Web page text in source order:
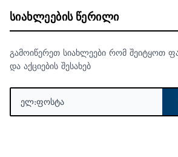
ᲡᲘᲐᲮᲚᲔᲔᲑᲘᲡ ᲬᲔᲠᲘᲚᲘ
გამოიწერეთ სიახლეები რომ შეიტყოთ
და აქციების შესახებ